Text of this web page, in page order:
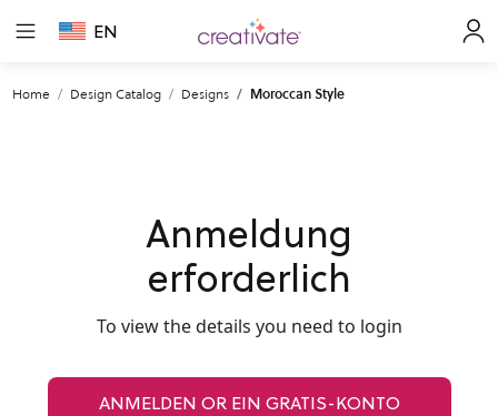
EN
Home Design Catalog Designs Moroccan Style
Anmeldung
erforderlich
To view the details you need to login
ANMELDEN OR EIN GRATIS-KONTO